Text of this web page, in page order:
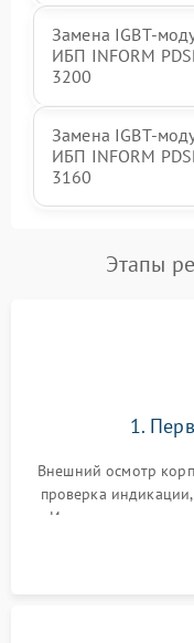
Замена IGBT-
ИБП INFORM
3200
Замена IGBT-
ИБП INFORM
3160
Этапы
1.
Внешний осмотр
проверка
Измерение
реакции ИБП на